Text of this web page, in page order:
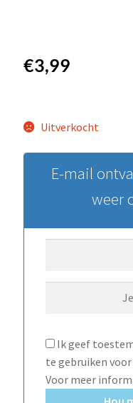
€3,99
Uitverkocht
E-mail
weer
Ik geef
te gebruiken
Voor meer